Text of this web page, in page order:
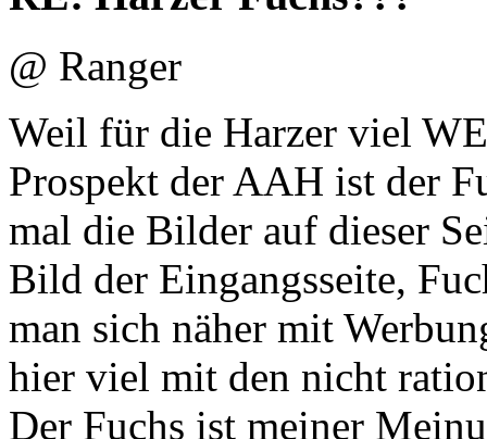
@ Ranger
Weil für die Harzer viel
Prospekt der AAH ist der
mal die Bilder auf dieser
Bild der Eingangsseite,
man sich näher mit
hier viel mit den nicht
Der Fuchs ist meiner